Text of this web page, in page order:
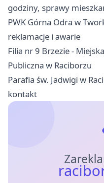
godziny, sprawy
PWK Górna Odra w
reklamacje i awarie
Filia nr 9 Brzezie -
Publiczna w Raciborzu
Parafia św. Jadwigi w
kontakt